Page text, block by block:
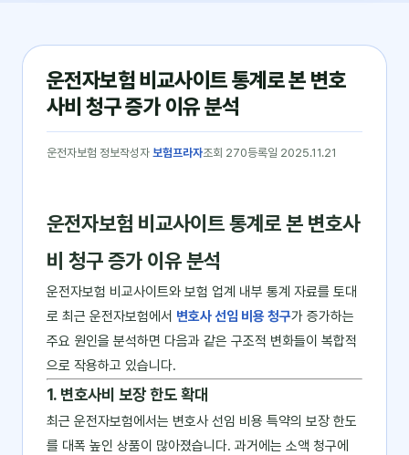
운전자보험 비교사이트 통계로 본 변호
사비 청구 증가 이유 분석
운전자보험 정보작성자 보험프라자조회 270등록일 2025.11.21
운전자보험 비교사이트 통계로 본 변호사
비 청구 증가 이유 분석
운전자보험 비교사이트와 보험 업계 내부 통계 자료를 토대
로 최근 운전자보험에서 변호사 선임 비용 청구가 증가하는
주요 원인을 분석하면 다음과 같은 구조적 변화들이 복합적
으로 작용하고 있습니다.
1. 변호사비 보장 한도 확대
최근 운전자보험에서는 변호사 선임 비용 특약의 보장 한도
를 대폭 높인 상품이 많아졌습니다. 과거에는 소액 청구에